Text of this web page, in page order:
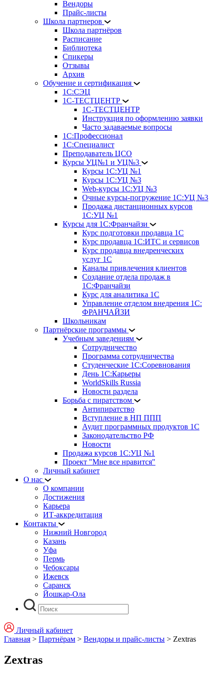
Вендоры
Прайс-листы
Школа партнеров
Школа партнёров
Расписание
Библиотека
Спикеры
Отзывы
Архив
Обучение и сертификация
1С:СЭЦ
1С-ТЕСТЦЕНТР
1С-ТЕСТЦЕНТР
Инструкция по оформлению заявки
Часто задаваемые вопросы
1С:Профессионал
1С:Специалист
Преподаватель ЦСО
Курсы УЦ№1 и УЦ№3
Курсы 1С:УЦ №1
Курсы 1С:УЦ №3
Web-курсы 1С:УЦ №3
Очные курсы-погружение 1С:УЦ №3
Продажа дистанционных курсов
1С:УЦ №1
Курсы для 1С:Франчайзи
Курс подготовки продавца 1С
Курс продавца 1С:ИТС и сервисов
Курс продавца внедренческих
услуг 1С
Каналы привлечения клиентов
Создание отдела продаж в
1С:Франчайзи
Курс для аналитика 1С
Управление отделом внедрения 1С:
ФРАНЧАЙЗИ
Школьникам
Партнёрские программы
Учебным заведениям
Сотрудничество
Программа сотрудничества
Студенческие 1С:Соревнования
День 1С:Карьеры
WorldSkills Russia
Новости раздела
Борьба с пиратством
Антипиратство
Вступление в НП ППП
Аудит программных продуктов 1С
Законодательство РФ
Новости
Продажа курсов 1С:УЦ №1
Проект "Мне все нравится"
Личный кабинет
О нас
О компании
Достижения
Карьера
ИТ-аккредитация
Контакты
Нижний Новгород
Казань
Уфа
Пермь
Чебоксары
Ижевск
Саранск
Йошкар-Ола
Личный кабинет
Главная > Партнёрам > Вендоры и прайс-листы > Zextras
Zextras